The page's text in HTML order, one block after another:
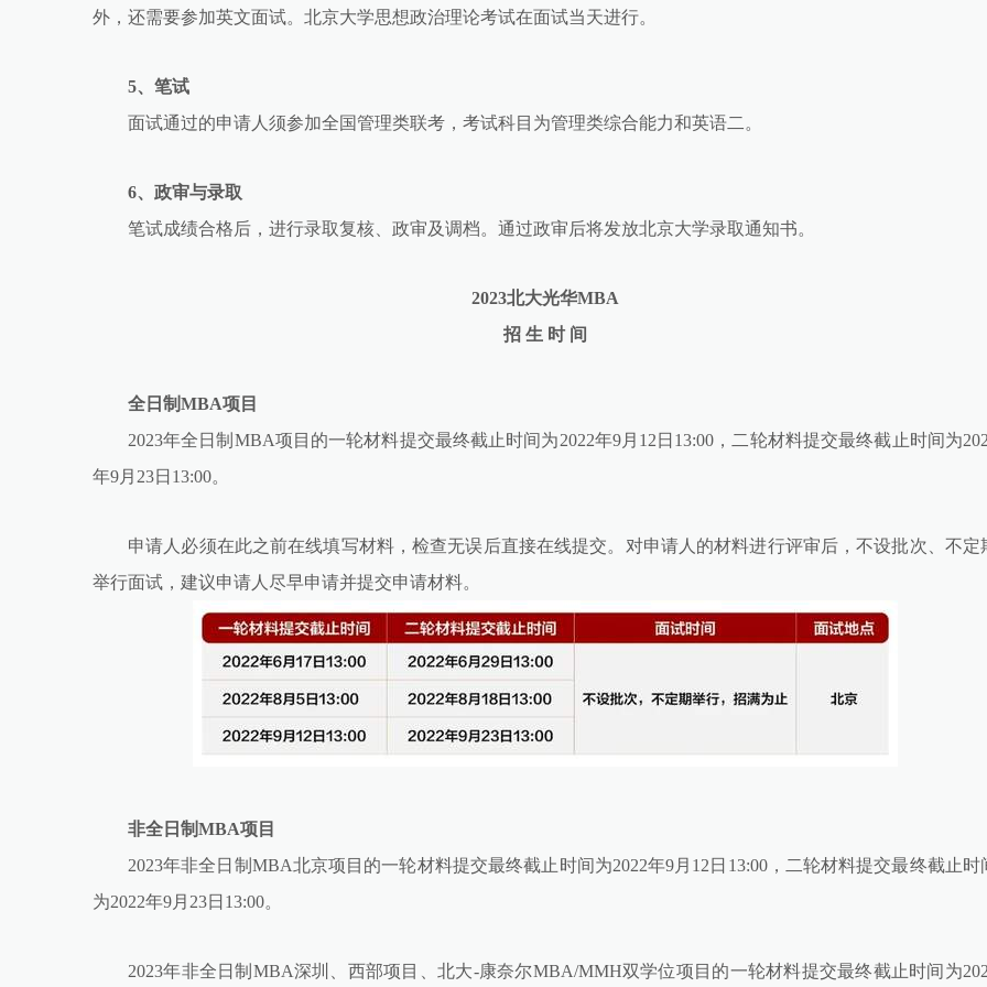
外，还需要参加英文面试。北京大学思想政治理论考试在面试当天进行。
5、笔试
面试通过的申请人须参加全国管理类联考，考试科目为管理类综合能力和英语二。
6、政审与录取
笔试成绩合格后，进行录取复核、政审及调档。通过政审后将发放北京大学录取通知书。
2023北大光华MBA
招 生 时 间
全日制MBA项目
2023年全日制MBA项目的一轮材料提交最终截止时间为2022年9月12日13:00，二轮材料提交最终截止时间为
年9月23日13:00。
申请人必须在此之前在线填写材料，检查无误后直接在线提交。对申请人的材料进行评审后，不设批次、不定
举行面试，建议申请人尽早申请并提交申请材料。
非全日制MBA项目
2023年非全日制MBA北京项目的一轮材料提交最终截止时间为2022年9月12日13:00，二轮材料提交最终截止时
为2022年9月23日13:00。
2023年非全日制MBA深圳、西部项目、北大-康奈尔MBA/MMH双学位项目的一轮材料提交最终截止时间为